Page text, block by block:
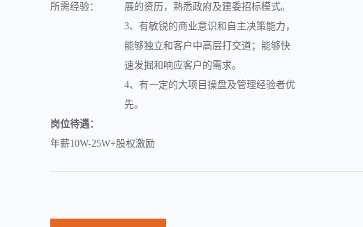
所需经验：
展的资历，熟悉政府及建委招标模式。
3、有敏锐的商业意识和自主决策能力，
能够独立和客户中高层打交道；能够快
速发掘和响应客户的需求。
4、有一定的大项目操盘及管理经验者优
先。
岗位待遇：
年薪10W-25W+股权激励